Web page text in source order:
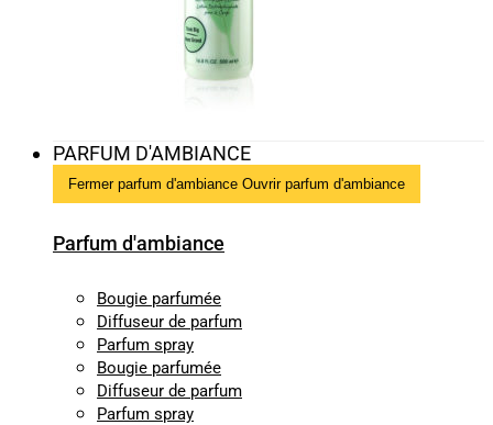
PARFUM D'AMBIANCE
Fermer parfum d'ambiance Ouvrir parfum d'ambiance
Parfum d'ambiance
Bougie parfumée
Diffuseur de parfum
Parfum spray
Bougie parfumée
Diffuseur de parfum
Parfum spray